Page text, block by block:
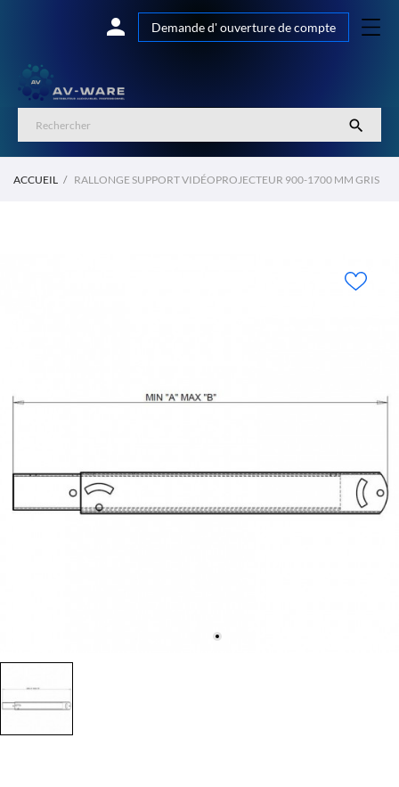
 Demande d' ouverture de compte

ACCUEIL RALLONGE SUPPORT VIDÉOPROJECTEUR 900-1700 MM GRIS